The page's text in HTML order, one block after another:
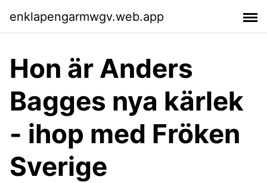
enklapengarmwgv.web.app
Hon är Anders
Bagges nya kärlek
- ihop med Fröken
Sverige